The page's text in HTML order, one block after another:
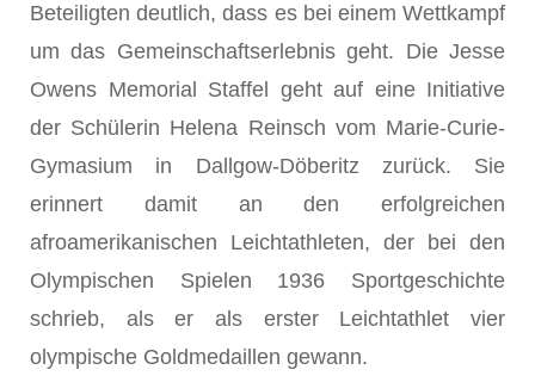
Beteiligten deutlich, dass es bei einem Wettkampf
um das Gemeinschaftserlebnis geht. Die Jesse
Owens Memorial Staffel geht auf eine Initiative
der Schülerin Helena Reinsch vom Marie-Curie-
Gymasium in Dallgow-Döberitz zurück. Sie
erinnert damit an den erfolgreichen
afroamerikanischen Leichtathleten, der bei den
Olympischen Spielen 1936 Sportgeschichte
schrieb, als er als erster Leichtathlet vier
olympische Goldmedaillen gewann.